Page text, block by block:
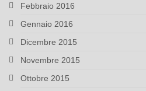
Febbraio 2016
Gennaio 2016
Dicembre 2015
Novembre 2015
Ottobre 2015